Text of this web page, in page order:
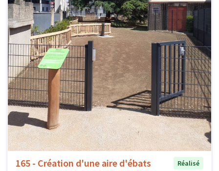
165 - Création d'une aire d'ébats
Réalisé